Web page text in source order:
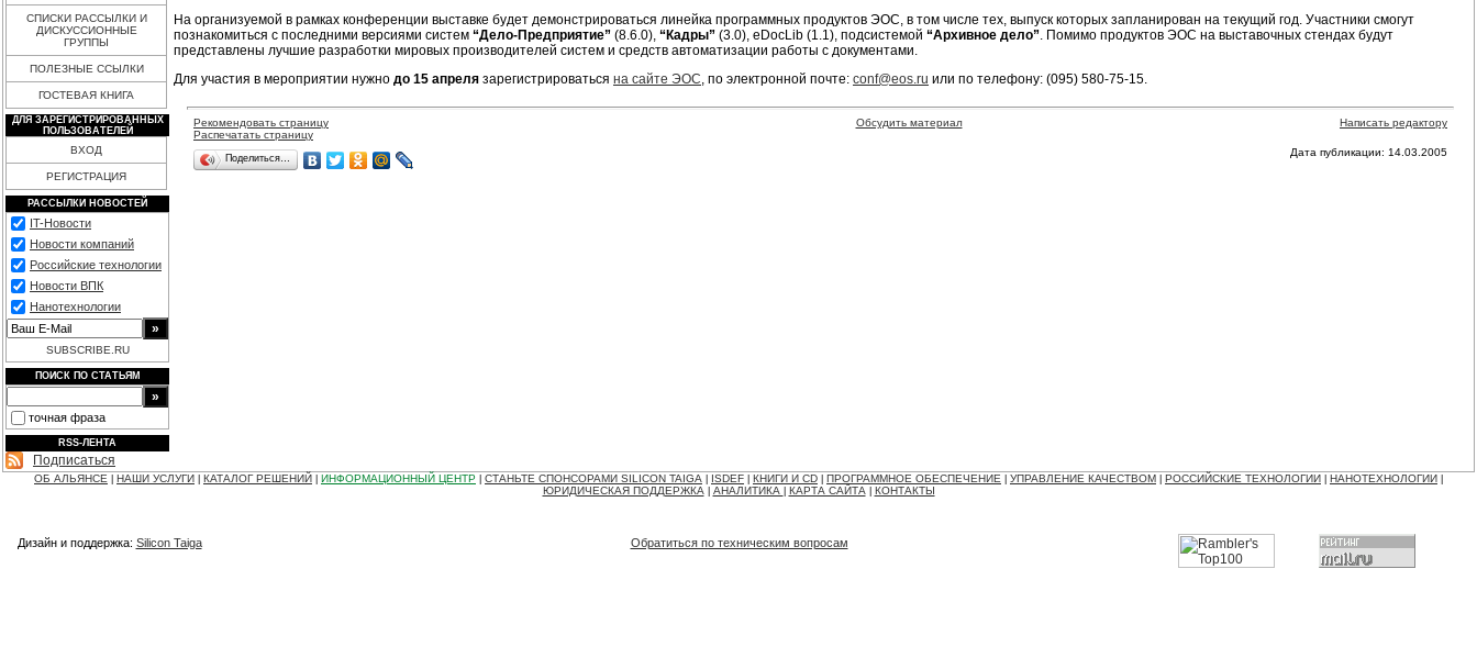
СПИСКИ РАССЫЛКИ И
ДИСКУССИОННЫЕ
ГРУППЫ
ПОЛЕЗНЫЕ ССЫЛКИ
ГОСТЕВАЯ КНИГА
ДЛЯ ЗАРЕГИСТРИРОВАННЫХ
ПОЛЬЗОВАТЕЛЕЙ
ВХОД
РЕГИСТРАЦИЯ
РАССЫЛКИ НОВОСТЕЙ
IT-Новости
Новости компаний
Российские технологии
Новости ВПК
Нанотехнологии
SUBSCRIBE.RU
ПОИСК ПО СТАТЬЯМ
точная фраза
RSS-ЛЕНТА
Подписаться
На организуемой в рамках конференции выставке будет демонстрироваться линейка программных продуктов ЭОС, в том числе тех, выпуск которых запланирован на текущий год. Участники смогут
познакомиться с последними версиями систем “Дело-Предприятие” (8.6.0), “Кадры” (3.0), eDocLib (1.1), подсистемой “Архивное дело” . Помимо продуктов ЭОС на выставочных стендах будут
представлены лучшие разработки мировых производителей систем и средств автоматизации работы с документами.
Для участия в мероприятии нужно до 15 апреля зарегистрироваться на сайте ЭОС , по электронной почте: conf@eos.ru или по телефону: (095) 580-75-15.
Рекомендовать страницу Обсудить материал
Написать редактору
Распечатать страницу
Поделиться… Дата публикации: 14.03.2005
ОБ АЛЬЯНСЕ НАШИ УСЛУГИ КАТАЛОГ РЕШЕНИЙ ИНФОРМАЦИОННЫЙ ЦЕНТР СТАНЬТЕ СПОНСОРАМИ SILICON TAIGA ISDEF КНИГИ И CD ПРОГРАММНОЕ ОБЕСПЕЧЕНИЕ УПРАВЛЕНИЕ КАЧЕСТВОМ РОССИЙСКИЕ ТЕХНОЛОГИИ НАНОТЕХНОЛОГИИ
ЮРИДИЧЕСКАЯ ПОДДЕРЖКА| АНАЛИТИКА КАРТА САЙТА| КОНТАКТЫ
Дизайн и поддержка: Silicon Taiga Обратиться по техническим вопросам